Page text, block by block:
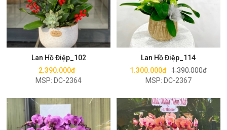
Lan Hồ Điệp_102
2.390.000đ
MSP: DC-2364
Mua ngay
Lan Hồ Điệp_114
1.300.000đ 1.390.000đ
MSP: DC-2367
Mua ngay